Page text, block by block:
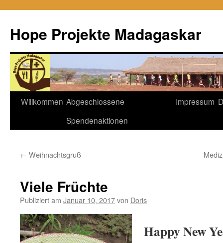
Hope Projekte Madagaskar
Zum
Willkommen Abgeschlossene
Spendenaktionen
Impressum
← Weihnachtsgruß
Viele Früchte
Publiziert am Januar 10, 2017von Doris
Happy New